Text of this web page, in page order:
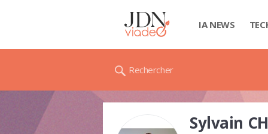
IA NEWS
Rechercher
Sylvain